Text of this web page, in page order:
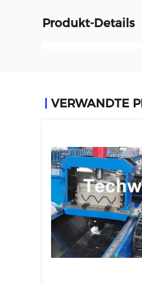
Produkt-Details